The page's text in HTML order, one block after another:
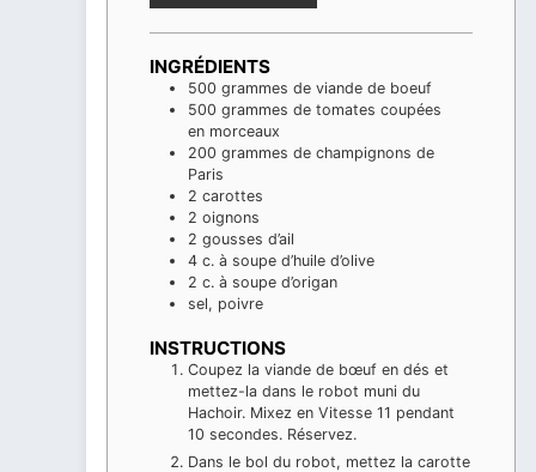
INGRÉDIENTS
500 grammes de viande de boeuf
500 grammes de tomates coupées
en morceaux
200 grammes de champignons de
Paris
2 carottes
2 oignons
2 gousses d’ail
4 c. à soupe d’huile d’olive
2 c. à soupe d’origan
sel, poivre
INSTRUCTIONS
Coupez la viande de bœuf en dés et
mettez-la dans le robot muni du
Hachoir. Mixez en Vitesse 11 pendant
10 secondes. Réservez.
Dans le bol du robot, mettez la carotte